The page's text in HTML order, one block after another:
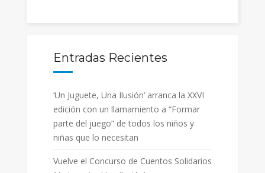
Entradas Recientes
‘Un Juguete, Una Ilusión’ arranca la XXVI
edición con un llamamiento a “Formar
parte del juego” de todos los niños y
niñas que lo necesitan
Vuelve el Concurso de Cuentos Solidarios